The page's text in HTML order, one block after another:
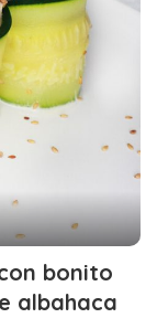
bonito
albahaca